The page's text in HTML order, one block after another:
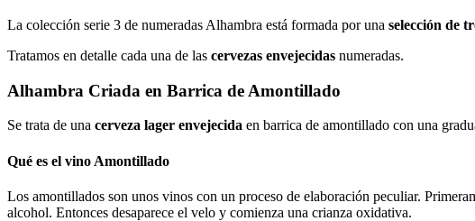
La colección serie 3 de numeradas Alhambra está formada por una selección de
Tratamos en detalle cada una de las cervezas envejecidas numeradas.
Alhambra Criada en Barrica de Amontillado
Se trata de una cerveza lager envejecida en barrica de amontillado con una
Qué es el vino Amontillado
Los amontillados son unos vinos con un proceso de elaboración peculiar.
alcohol. Entonces desaparece el velo y comienza una crianza oxidativa.